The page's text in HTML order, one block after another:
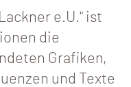
e.U." ist
die
Grafiken,
und Texte